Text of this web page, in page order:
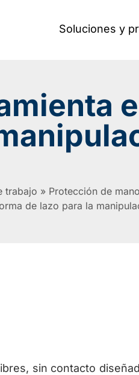
Soluciones y
trabajo » Protección de
de lazo para la
sin contacto